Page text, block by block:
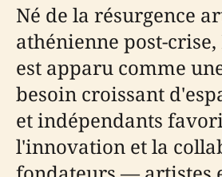
Né de la résurgence
athénienne post-
est apparu comme
besoin croissant
et indépendants
l'innovation et la